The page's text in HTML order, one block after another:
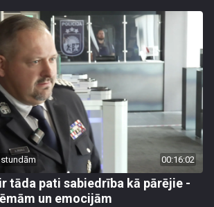
00:16:02
tāda pati sabiedrība kā pārējie -
un emocijām